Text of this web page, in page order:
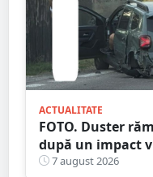
ACTUALITATE
FOTO. Duster
după un impact
implicarea unei
7 august 2026